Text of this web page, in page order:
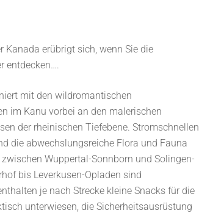
Kanada erübrigt sich, wenn Sie die
entdecken….
mit den wildromantischen
im Kanu vorbei an den malerischen
der rheinischen Tiefebene. Stromschnellen
die abwechslungsreiche Flora und Fauna
Wuppertal-Sonnborn und Solingen-
bis Leverkusen-Opladen sind
je nach Strecke kleine Snacks für die
unterwiesen, die Sicherheitsausrüstung